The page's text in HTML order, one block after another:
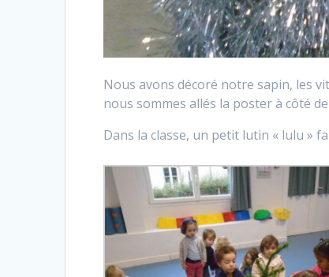
Nous avons décoré notre sapin, les
nous sommes allés la poster à côté de
Dans la classe, un petit lutin « lulu »